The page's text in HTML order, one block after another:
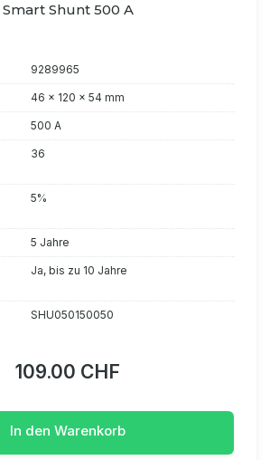
Smart Shunt 500 A
9289965
46 x 120 x 54 mm
500 A
36
5%
5 Jahre
Ja, bis zu 10 Jahre
SHU050150050
109.00 CHF
In den Warenkorb